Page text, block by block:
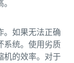
。如果无法正确
系统。使用劣质
机的效率。对于